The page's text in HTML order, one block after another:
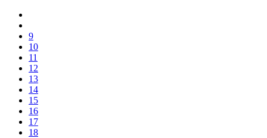
9
10
11
12
13
14
15
16
17
18